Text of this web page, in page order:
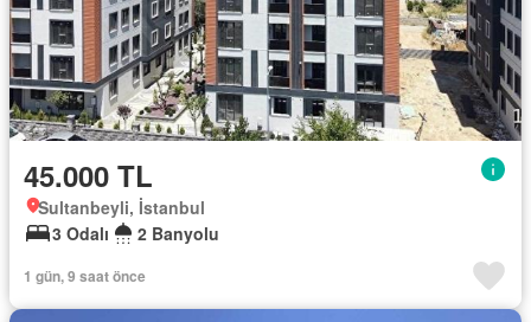
45.000 TL
Sultanbeyli, İstanbul
3 Odalı
2 Banyolu
1 gün, 9 saat önce